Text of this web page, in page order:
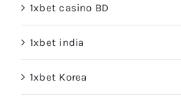
1xbet casino BD
1xbet india
1xbet Korea